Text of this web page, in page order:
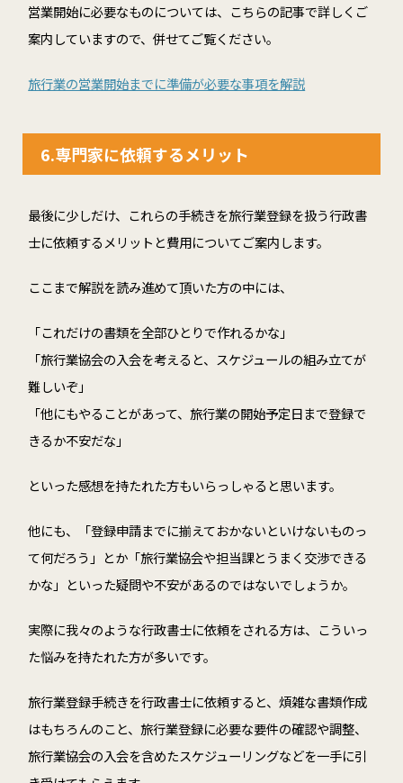
営業開始に必要なものについては、こちらの記事で詳しくご
案内していますので、併せてご覧ください。
旅行業の営業開始までに準備が必要な事項を解説
6.専門家に依頼するメリット
最後に少しだけ、これらの手続きを旅行業登録を扱う行政書
士に依頼するメリットと費用についてご案内します。
ここまで解説を読み進めて頂いた方の中には、
「これだけの書類を全部ひとりで作れるかな」
「旅行業協会の入会を考えると、スケジュールの組み立てが
難しいぞ」
「他にもやることがあって、旅行業の開始予定日まで登録で
きるか不安だな」
といった感想を持たれた方もいらっしゃると思います。
他にも、「登録申請までに揃えておかないといけないものっ
て何だろう」とか「旅行業協会や担当課とうまく交渉できる
かな」といった疑問や不安があるのではないでしょうか。
実際に我々のような行政書士に依頼をされる方は、こういっ
た悩みを持たれた方が多いです。
旅行業登録手続きを行政書士に依頼すると、煩雑な書類作成
はもちろんのこと、旅行業登録に必要な要件の確認や調整、
旅行業協会の入会を含めたスケジューリングなどを一手に引